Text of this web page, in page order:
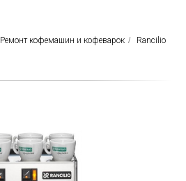
Ремонт кофемашин и кофеварок / Rancilio